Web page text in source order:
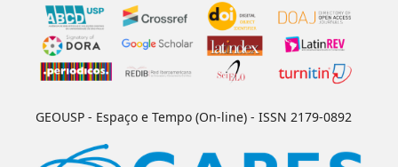
GEOUSP - Espaço e Tempo (On-line) - ISSN 2179-0892